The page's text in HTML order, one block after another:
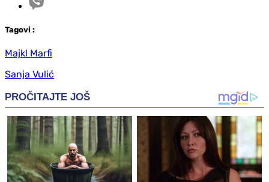
Tagovi :
Majkl Marfi
Sanja Vulić